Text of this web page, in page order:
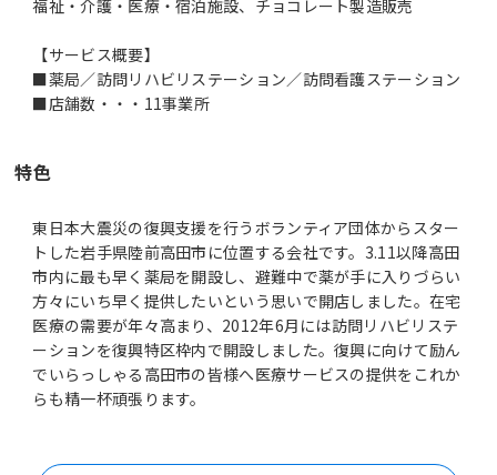
福祉・介護・医療・宿泊施設、チョコレート製造販売
【サービス概要】
■薬局／訪問リハビリステーション／訪問看護ステーション
■店舗数・・・11事業所
特色
東日本大震災の復興支援を行うボランティア団体からスター
トした岩手県陸前高田市に位置する会社です。3.11以降高田
市内に最も早く薬局を開設し、避難中で薬が手に入りづらい
方々にいち早く提供したいという思いで開店しました。在宅
医療の需要が年々高まり、2012年6月には訪問リハビリステ
ーションを復興特区枠内で開設しました。復興に向けて励ん
でいらっしゃる高田市の皆様へ医療サービスの提供をこれか
らも精一杯頑張ります。